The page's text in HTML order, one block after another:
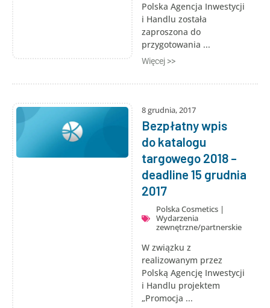
Polska Agencja Inwestycji
i Handlu została
zaproszona do
przygotowania ...
Więcej >>
8 grudnia, 2017
Bezpłatny wpis
do katalogu
targowego 2018 –
deadline 15 grudnia
2017
Polska Cosmetics|
Wydarzenia
zewnętrzne/partnerskie
W związku z
realizowanym przez
Polską Agencję Inwestycji
i Handlu projektem
„Promocja ...